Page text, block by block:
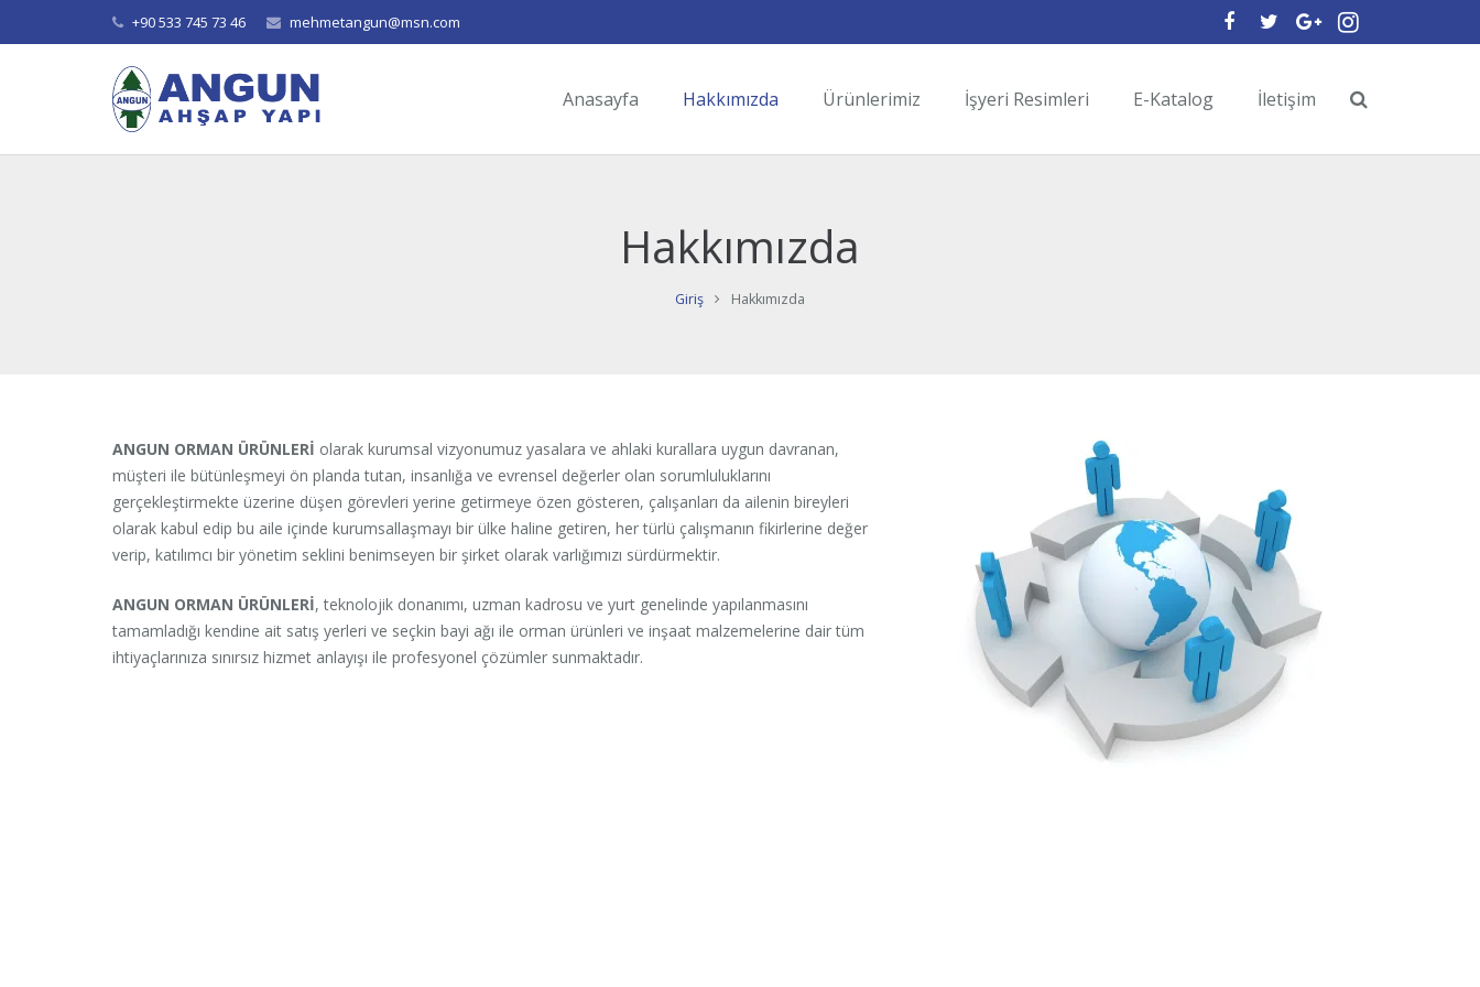
+90 533 745 73 46 mehmetangun@msn.com
Anasayfa Hakkımızda Ürünlerimiz İşyeri Resimleri E-Katalog İletişim
Hakkımızda
Giriş Hakkımızda
ANGUN ORMAN ÜRÜNLERİ olarak kurumsal vizyonumuz yasalara ve ahlaki kurallara uygun davranan,
müşteri ile bütünleşmeyi ön planda tutan, insanlığa ve evrensel değerler olan sorumluluklarını
gerçekleştirmekte üzerine düşen görevleri yerine getirmeye özen gösteren, çalışanları da ailenin bireyleri
olarak kabul edip bu aile içinde kurumsallaşmayı bir ülke haline getiren, her türlü çalışmanın fikirlerine değer
verip, katılımcı bir yönetim seklini benimseyen bir şirket olarak varlığımızı sürdürmektir.
ANGUN ORMAN ÜRÜNLERİ, teknolojik donanımı, uzman kadrosu ve yurt genelinde yapılanmasını
tamamladığı kendine ait satış yerleri ve seçkin bayi ağı ile orman ürünleri ve inşaat malzemelerine dair tüm
ihtiyaçlarınıza sınırsız hizmet anlayışı ile profesyonel çözümler sunmaktadır.